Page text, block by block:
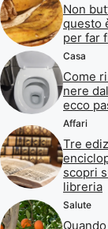
Non
questo
per far
Casa
Come
nere
ecco
Affari
Tre
scopri
libreria
Salute